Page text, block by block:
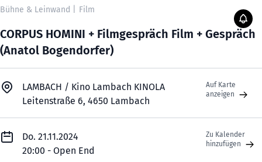
Bühne & Leinwand
Film
CORPUS HOMINI + Filmgespräch Film + Gespräch
(Anatol Bogendorfer)
LAMBACH / Kino Lambach KINOLA
Leitenstraße 6, 4650 Lambach
Auf Karte
anzeigen
Do. 21.11.2024
20:00 - Open End
Zu Kalender
hinzufügen